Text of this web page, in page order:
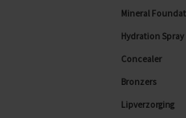
Mineral
Hydration Spray
Concealer
Bronzers
Lipverzorging